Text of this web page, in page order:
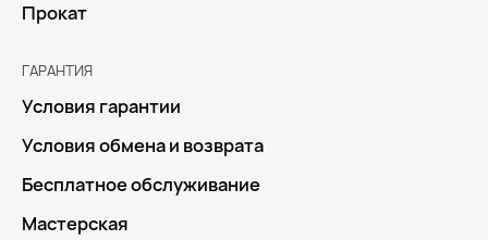
Прокат
ГАРАНТИЯ
Условия гарантии
Условия обмена и возврата
Бесплатное обслуживание
Мастерская